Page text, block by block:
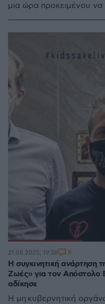
μια ώρα προκειμένου
Η συγκινητική ανάρτηση
Ζωές» για τον
αδίκησε
Η μη κυβερνητική
21.08.2025, 19:38 6